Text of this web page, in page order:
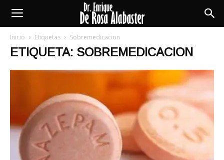
Enrique
Alabaster
Inicio Etiquetas Sobremedicacion
ETIQUETA: SOBREMEDICACION